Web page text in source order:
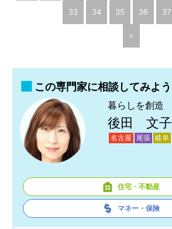
33 34 35 36 37
>
この専門家に相談してみよう
暮らしを創造
後田 文子
名古屋 尾張 岐阜
住宅・不動産
マネー・保険